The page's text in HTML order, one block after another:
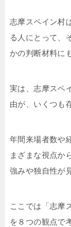
志摩スペイン村
る人にとって、
かの判断材料に
実は、志摩スペ
由が、いくつも
年間来場者数や
まざまな視点か
強みや独自性が
ここでは「志摩
を８つの観点で